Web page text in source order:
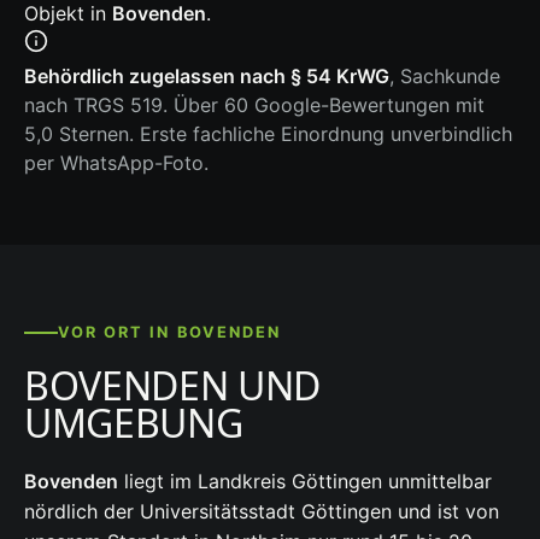
Objekt in Bovenden.
Behördlich zugelassen nach § 54 KrWG, Sachkunde
nach TRGS 519. Über 60 Google-Bewertungen mit
5,0 Sternen. Erste fachliche Einordnung unverbindlich
per WhatsApp-Foto.
VOR ORT IN BOVENDEN
BOVENDEN UND
UMGEBUNG
Bovenden liegt im Landkreis Göttingen unmittelbar
nördlich der Universitätsstadt Göttingen und ist von